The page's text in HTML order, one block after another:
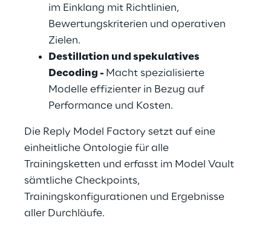
im Einklang mit Richtlinien,
Bewertungskriterien und operativen
Zielen.
Destillation und spekulatives
Decoding - Macht spezialisierte
Modelle effizienter in Bezug auf
Performance und Kosten.
Die Reply Model Factory setzt auf eine
einheitliche Ontologie für alle
Trainingsketten und erfasst im Model Vault
sämtliche Checkpoints,
Trainingskonfigurationen und Ergebnisse
aller Durchläufe.